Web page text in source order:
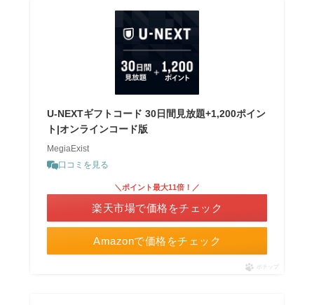
U-NEXTギフトコード 30日間見放題+1,200ポイン
ト|オンラインコード版
MegiaExist
口コミを見る
Amazonで価格をチェック
＼ポイント最大11倍！／
楽天市場で価格をチェック
ポチップ